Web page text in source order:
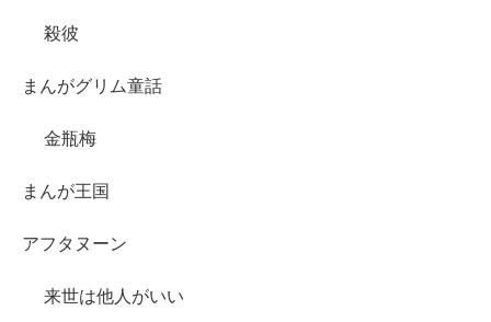
殺彼
まんがグリム童話
金瓶梅
まんが王国
アフタヌーン
来世は他人がいい